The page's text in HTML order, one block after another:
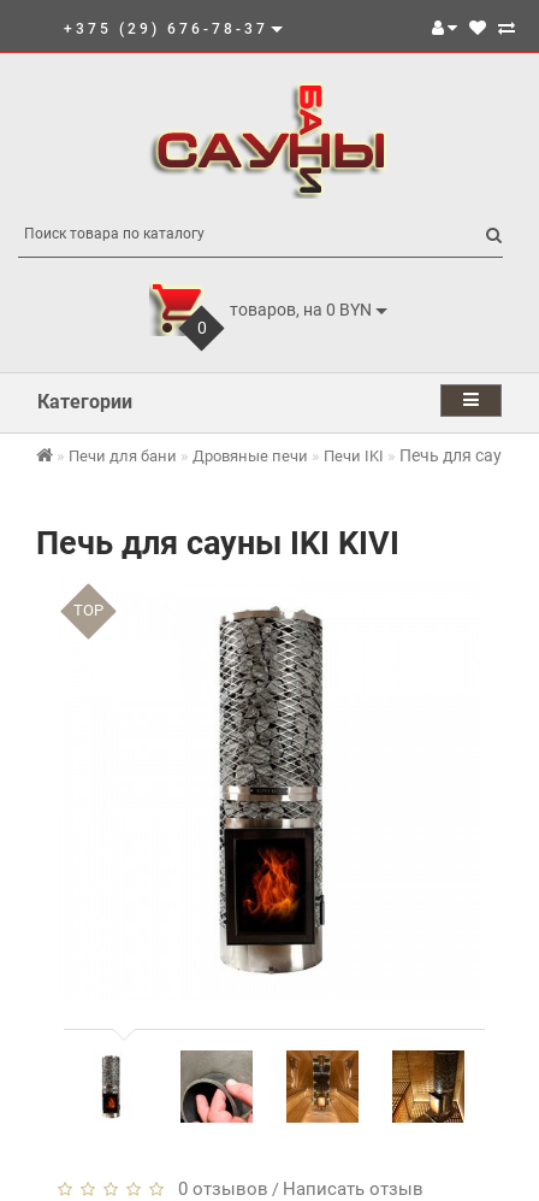
+375 (29) 676-78-37
0
товаров, на 0 BYN
Категории
Печи для бани Дровяные печи Печи IKI Печь для сауны
Печь для сауны IKI KIVI
TOP
0 отзывов / Написать отзыв